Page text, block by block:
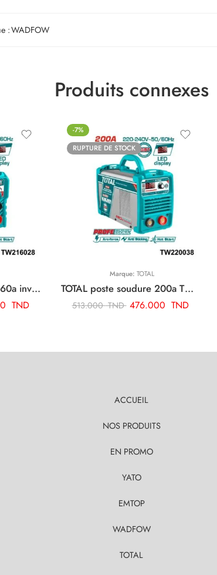
:WADFOW
Produits connexes
TOTAL poste soudure 160a inverter TW216028
TND
-7%
RUPTURE DE STOCK
Marque: TOTAL
TOTAL poste soudure 200a TW220038
513.000TND 476.000 TND
ACCUEIL
NOS PRODUITS
EN PROMO
YATO
EMTOP
WADFOW
TOTAL